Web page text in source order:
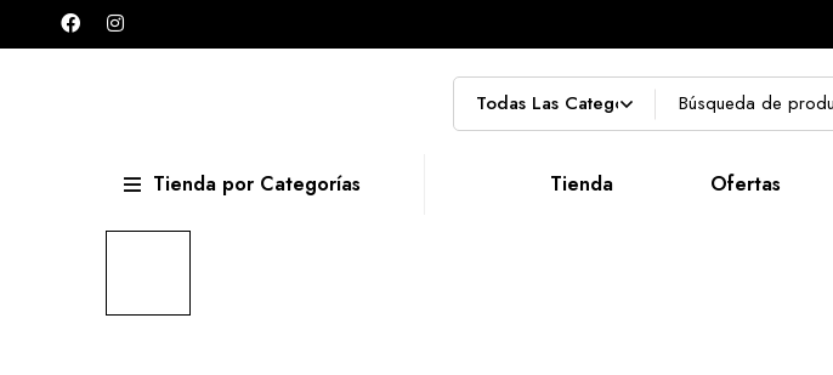
Tienda por Categorías Tienda Ofertas